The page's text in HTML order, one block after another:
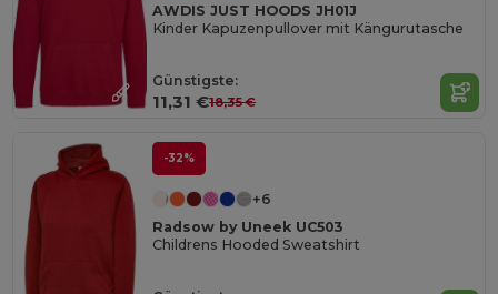
AWDIS JUST HOODS JH01J
Kinder Kapuzenpullover mit Kängurutasche
Günstigste:
11,31 €18,35 €
-32%
+6
Radsow by Uneek UC503
Childrens Hooded Sweatshirt